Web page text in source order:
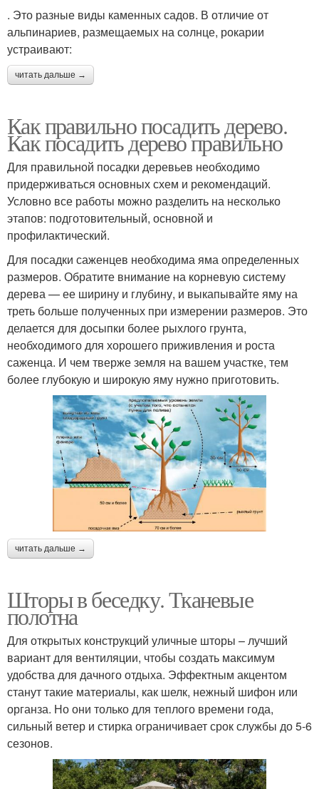
. Это разные виды каменных садов. В отличие от
альпинариев, размещаемых на солнце, рокарии
устраивают:
читать дальше →
Как правильно посадить дерево.
Как посадить дерево правильно
Для правильной посадки деревьев необходимо
придерживаться основных схем и рекомендаций.
Условно все работы можно разделить на несколько
этапов: подготовительный, основной и
профилактический.
Для посадки саженцев необходима яма определенных
размеров. Обратите внимание на корневую систему
дерева — ее ширину и глубину, и выкапывайте яму на
треть больше полученных при измерении размеров. Это
делается для досыпки более рыхлого грунта,
необходимого для хорошего приживления и роста
саженца. И чем тверже земля на вашем участке, тем
более глубокую и широкую яму нужно приготовить.
читать дальше →
Шторы в беседку. Тканевые
полотна
Для открытых конструкций уличные шторы – лучший
вариант для вентиляции, чтобы создать максимум
удобства для дачного отдыха. Эффектным акцентом
станут такие материалы, как шелк, нежный шифон или
органза. Но они только для теплого времени года,
сильный ветер и стирка ограничивает срок службы до 5-6
сезонов.